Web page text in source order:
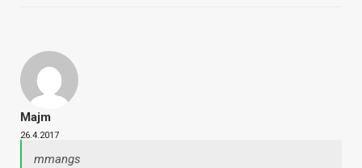
Majm
26.4.2017
mmangs